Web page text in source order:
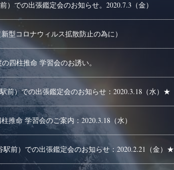
）での出張鑑定会のお知らせ。2020.7.3（金）
型コロナウィルス拡散防止の為に）
四柱推命 学習会のお誘い。
前）での出張鑑定会のお知らせ：2020.3.18（水）★
推命 学習会のご案内：2020.3.18（水）
前）での出張鑑定会のお知らせ：2020.2.21（金）★